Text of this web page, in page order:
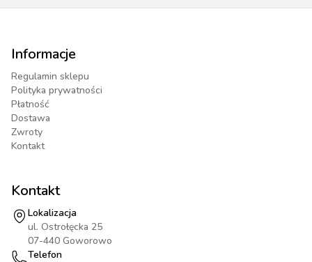
Informacje
Regulamin sklepu
Polityka prywatności
Płatność
Dostawa
Zwroty
Kontakt
Kontakt
Lokalizacja
ul. Ostrołęcka 25
07-440 Goworowo
Telefon